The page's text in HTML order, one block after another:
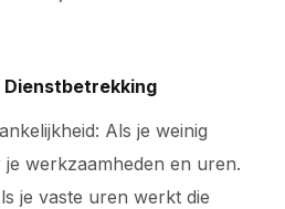
Dienstbetrekking
Als je weinig
werkzaamheden en uren.
je vaste uren werkt die